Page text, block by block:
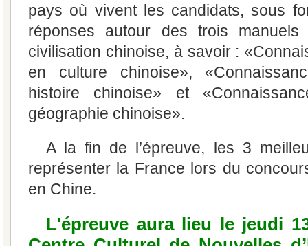
pays où vivent les candidats, sous
réponses autour des trois
civilisation chinoise, à savoir :
en culture chinoise»,
histoire chinoise» et
géographie chinoise».
A la fin de l’épreuve, les 3
représenter la France lors du
en Chine.
L'épreuve aura lieu le jeudi